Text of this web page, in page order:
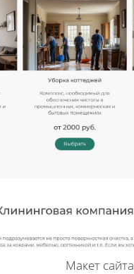
Макет сайта